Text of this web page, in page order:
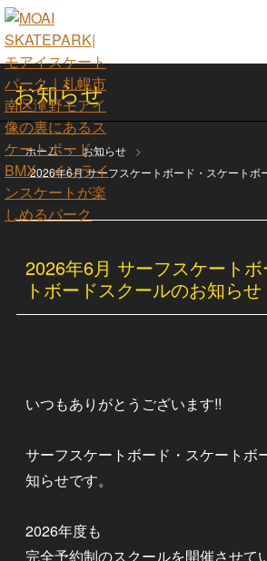
お知らせ
ホーム
お知らせ
2026年6月 サーフスケートボード・スケートボ
2026年6月 サーフスケート
トボードスクールのお知らせ
いつもありがとうございます!!
サーフスケートボード・スケートボ
知らせです。
2026年度も
完全予約制のスクールを開催させて